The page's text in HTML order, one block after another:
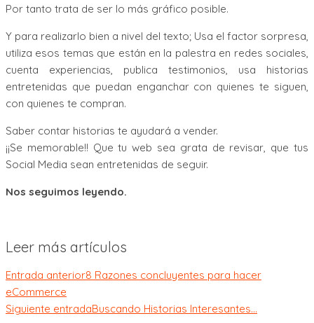
Por tanto trata de ser lo más gráfico posible.
Y para realizarlo bien a nivel del texto; Usa el factor sorpresa,
utiliza esos temas que están en la palestra en redes sociales,
cuenta experiencias, publica testimonios, usa historias
entretenidas que puedan enganchar con quienes te siguen,
con quienes te compran.
Saber contar historias te ayudará a vender.
¡¡Se memorable!! Que tu web sea grata de revisar, que tus
Social Media sean entretenidas de seguir.
Nos seguimos leyendo.
Leer más artículos
Entrada anterior8 Razones concluyentes para hacer
eCommerce
Siguiente entradaBuscando Historias Interesantes…